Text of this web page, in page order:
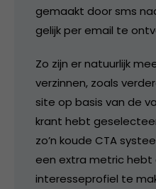
gemaakt door sms
gelijk per email te
Zo zijn er natuurlijk
verzinnen, zoals
site op basis van de
krant hebt
zo’n koude CTA
een extra metric hebt
interesseprofiel te